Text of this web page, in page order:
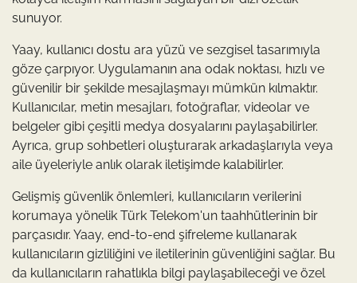
sunuyor.
Yaay, kullanıcı dostu ara yüzü ve sezgisel tasarımıyla
göze çarpıyor. Uygulamanın ana odak noktası, hızlı ve
güvenilir bir şekilde mesajlaşmayı mümkün kılmaktır.
Kullanıcılar, metin mesajları, fotoğraflar, videolar ve
belgeler gibi çeşitli medya dosyalarını paylaşabilirler.
Ayrıca, grup sohbetleri oluşturarak arkadaşlarıyla veya
aile üyeleriyle anlık olarak iletişimde kalabilirler.
Gelişmiş güvenlik önlemleri, kullanıcıların verilerini
korumaya yönelik Türk Telekom'un taahhütlerinin bir
parçasıdır. Yaay, end-to-end şifreleme kullanarak
kullanıcıların gizliliğini ve iletilerinin güvenliğini sağlar. Bu
da kullanıcıların rahatlıkla bilgi paylaşabileceği ve özel